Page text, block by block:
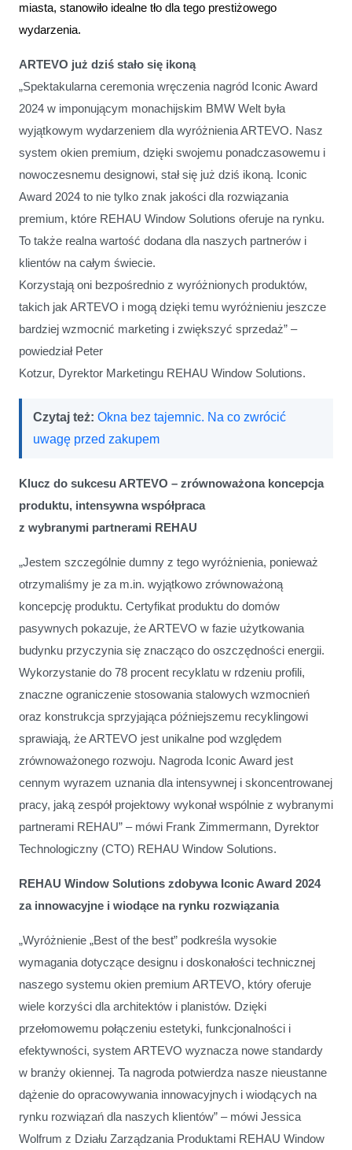
miasta, stanowiło idealne tło dla tego prestiżowego
wydarzenia.
ARTEVO już dziś stało się ikoną
„Spektakularna ceremonia wręczenia nagród Iconic Award
2024 w imponującym monachijskim BMW Welt była
wyjątkowym wydarzeniem dla wyróżnienia ARTEVO. Nasz
system okien premium, dzięki swojemu ponadczasowemu i
nowoczesnemu designowi, stał się już dziś ikoną. Iconic
Award 2024 to nie tylko znak jakości dla rozwiązania
premium, które REHAU Window Solutions oferuje na rynku.
To także realna wartość dodana dla naszych partnerów i
klientów na całym świecie.
Korzystają oni bezpośrednio z wyróżnionych produktów,
takich jak ARTEVO i mogą dzięki temu wyróżnieniu jeszcze
bardziej wzmocnić marketing i zwiększyć sprzedaż” –
powiedział Peter
Kotzur, Dyrektor Marketingu REHAU Window Solutions.
Czytaj też: Okna bez tajemnic. Na co zwrócić
uwagę przed zakupem
Klucz do sukcesu ARTEVO – zrównoważona koncepcja
produktu, intensywna współpraca
z wybranymi partnerami REHAU
„Jestem szczególnie dumny z tego wyróżnienia, ponieważ
otrzymaliśmy je za m.in. wyjątkowo zrównoważoną
koncepcję produktu. Certyfikat produktu do domów
pasywnych pokazuje, że ARTEVO w fazie użytkowania
budynku przyczynia się znacząco do oszczędności energii.
Wykorzystanie do 78 procent recyklatu w rdzeniu profili,
znaczne ograniczenie stosowania stalowych wzmocnień
oraz konstrukcja sprzyjająca późniejszemu recyklingowi
sprawiają, że ARTEVO jest unikalne pod względem
zrównoważonego rozwoju. Nagroda Iconic Award jest
cennym wyrazem uznania dla intensywnej i skoncentrowanej
pracy, jaką zespół projektowy wykonał wspólnie z wybranymi
partnerami REHAU” – mówi Frank Zimmermann, Dyrektor
Technologiczny (CTO) REHAU Window Solutions.
REHAU Window Solutions zdobywa Iconic Award 2024
za innowacyjne i wiodące na rynku rozwiązania
„Wyróżnienie „Best of the best” podkreśla wysokie
wymagania dotyczące designu i doskonałości technicznej
naszego systemu okien premium ARTEVO, który oferuje
wiele korzyści dla architektów i planistów. Dzięki
przełomowemu połączeniu estetyki, funkcjonalności i
efektywności, system ARTEVO wyznacza nowe standardy
w branży okiennej. Ta nagroda potwierdza nasze nieustanne
dążenie do opracowywania innowacyjnych i wiodących na
rynku rozwiązań dla naszych klientów” – mówi Jessica
Wolfrum z Działu Zarządzania Produktami REHAU Window